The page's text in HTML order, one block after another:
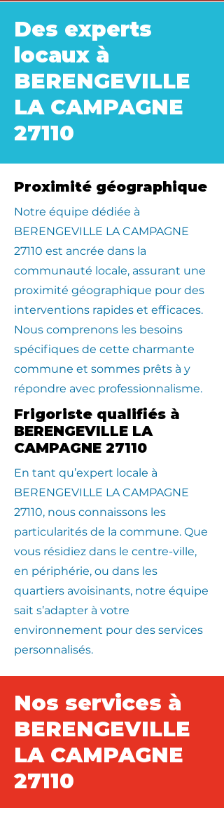
Des experts
locaux à
BERENGEVILLE
LA CAMPAGNE
27110
Proximité géographique
​Notre équipe dédiée à
BERENGEVILLE LA CAMPAGNE
27110 est ancrée dans la
communauté locale, assurant une
proximité géographique pour des
interventions rapides et efficaces.
Nous comprenons les besoins
spécifiques de cette charmante
commune et sommes prêts à y
répondre avec professionnalisme.
Frigoriste qualifiés à
BERENGEVILLE LA
CAMPAGNE 27110
En tant qu’expert locale à
BERENGEVILLE LA CAMPAGNE
27110, nous connaissons les
particularités de la commune. Que
vous résidiez dans le centre-ville,
en périphérie, ou dans les
quartiers avoisinants, notre équipe
sait s’adapter à votre
environnement pour des services
personnalisés.
Nos services à
BERENGEVILLE
LA CAMPAGNE
27110